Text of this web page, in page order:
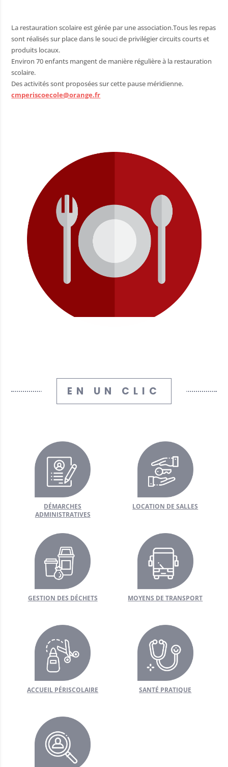
La restauration scolaire est gérée par une association.Tous les repas
sont réalisés sur place dans le souci de privilégier circuits courts et
produits locaux.
Environ 70 enfants mangent de manière régulière à la restauration
scolaire.
Des activités sont proposées sur cette pause méridienne.
cmperiscoecole@orange.fr
EN UN CLIC
DÉMARCHES
ADMINISTRATIVES
LOCATION DE SALLES
GESTION DES DÉCHETS MOYENS DE TRANSPORT
ACCUEIL PÉRISCOLAIRE SANTÉ PRATIQUE